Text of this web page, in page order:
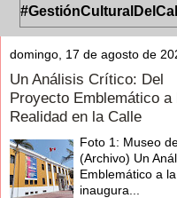
domingo, 17 de agosto de
Un Análisis Crítico: Del
Proyecto Emblemático a
Realidad en la Calle
Foto 1: Museo
(Archivo) Un
Emblemático a
inaugura...